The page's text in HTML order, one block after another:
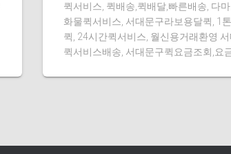
퀵서비스, 퀵배송,퀵배달,빠른배송, 다
화물퀵서비스, 서대문구라보용달퀵, 1
퀵, 24시간퀵서비스, 월신용거래환영 서
퀵서비스배송, 서대문구퀵요금조회,요